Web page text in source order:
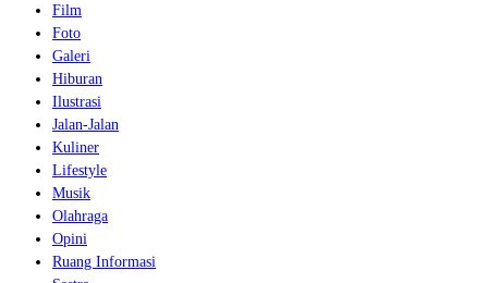
Film
Foto
Galeri
Hiburan
Ilustrasi
Jalan-Jalan
Kuliner
Lifestyle
Musik
Olahraga
Opini
Ruang Informasi